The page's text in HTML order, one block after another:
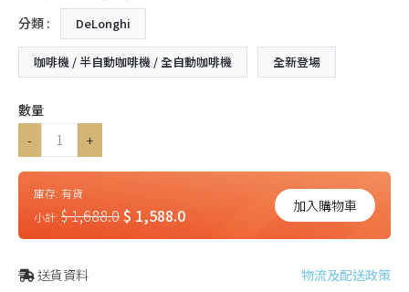
分類 : DeLonghi
咖啡機 / 半自動咖啡機 / 全自動咖啡機 全新登場
數量
-
+
庫存: 有貨
小計: $ 1,688.0$ 1,588.0 加入購物車
送貨資料 物流及配送政策